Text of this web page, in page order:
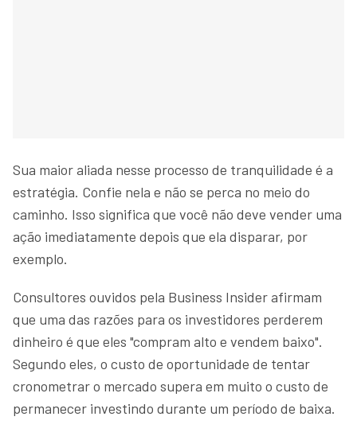
Sua maior aliada nesse processo de tranquilidade é a
estratégia. Confie nela e não se perca no meio do
caminho. Isso significa que você não deve vender uma
ação imediatamente depois que ela disparar, por
exemplo.
Consultores ouvidos pela Business Insider afirmam
que uma das razões para os investidores perderem
dinheiro é que eles "compram alto e vendem baixo".
Segundo eles, o custo de oportunidade de tentar
cronometrar o mercado supera em muito o custo de
permanecer investindo durante um período de baixa.